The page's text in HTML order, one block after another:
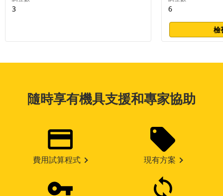
3 6
檢
隨時享有機具支援和專家協助
費用試算程式 現有方案